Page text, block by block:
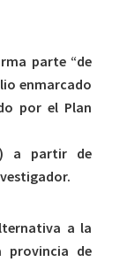
parte “de
enmarcado
por el Plan
a partir de
a la
provincia de